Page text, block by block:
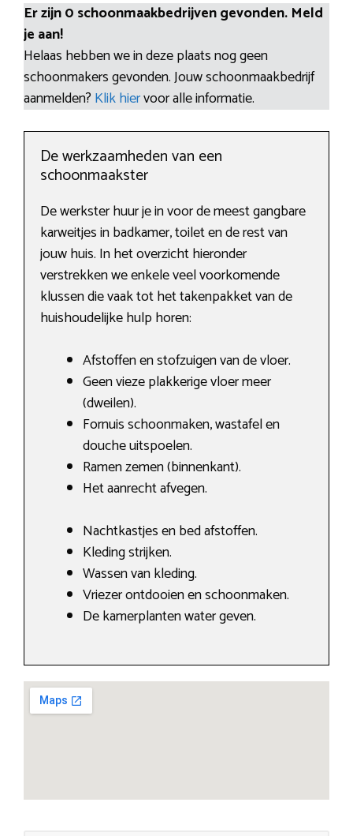
Er zijn 0 schoonmaakbedrijven gevonden. Meld
je aan!
Helaas hebben we in deze plaats nog geen
schoonmakers gevonden. Jouw schoonmaakbedrijf
aanmelden? Klik hiervoor alle informatie.
De werkzaamheden van een
schoonmaakster
De werkster huur je in voor de meest gangbare
karweitjes in badkamer, toilet en de rest van
jouw huis. In het overzicht hieronder
verstrekken we enkele veel voorkomende
klussen die vaak tot het takenpakket van de
huishoudelijke hulp horen:
Afstoffen en stofzuigen van de vloer.
Geen vieze plakkerige vloer meer
(dweilen).
Fornuis schoonmaken, wastafel en
douche uitspoelen.
Ramen zemen (binnenkant).
Het aanrecht afvegen.
Nachtkastjes en bed afstoffen.
Kleding strijken.
Wassen van kleding.
Vriezer ontdooien en schoonmaken.
De kamerplanten water geven.